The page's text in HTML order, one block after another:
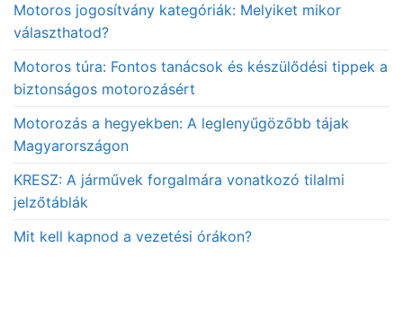
Motoros jogosítvány kategóriák: Melyiket mikor
választhatod?
Motoros túra: Fontos tanácsok és készülődési tippek a
biztonságos motorozásért
Motorozás a hegyekben: A leglenyűgözőbb tájak
Magyarországon
KRESZ: A járművek forgalmára vonatkozó tilalmi
jelzőtáblák
Mit kell kapnod a vezetési órákon?